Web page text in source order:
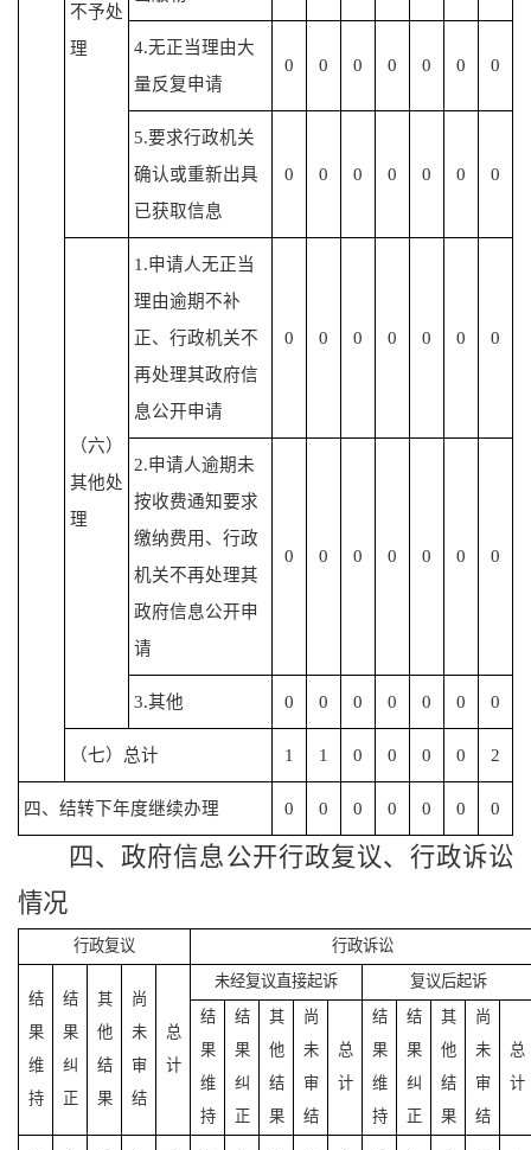
不予处
理
4.无正当理由大
量反复申请
0 0 0 0 0 0 0
5.要求行政机关
确认或重新出具
已获取信息
0 0 0 0 0 0 0
（六）
其他处
理
1.申请人无正当
理由逾期不补
正、行政机关不
再处理其政府信
息公开申请
0 0 0 0 0 0 0
2.申请人逾期未
按收费通知要求
缴纳费用、行政
机关不再处理其
政府信息公开申
请
0 0 0 0 0 0 0
3.其他 0 0 0 0 0 0 0
（七）总计 1 1 0 0 0 0 2
四、结转下年度继续办理 0 0 0 0 0 0 0
四、 政府信息公开行政复议、行政诉讼
情况
行政复议 行政诉讼
结
果
维
持
结
果
纠
正
其
他
结
果
尚
未
审
结
总
计
未经复议直接起诉
复议后起诉
结
果
维
持
结
果
纠
正
其
他
结
果
尚
未
审
结
总
计
结
果
维
持
结
果
纠
正
其
他
结
果
尚
未
审
结
总
计